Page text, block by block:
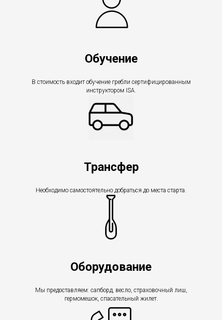
Обучение
В стоимость входит обучение гребли сертифицированным
инструктором ISA.
Трансфер
Необходимо самостоятельно добраться до места старта.
Оборудование
Мы предоставляем: сапборд, весло, страховочный лиш,
гермомешок, спасательный жилет.